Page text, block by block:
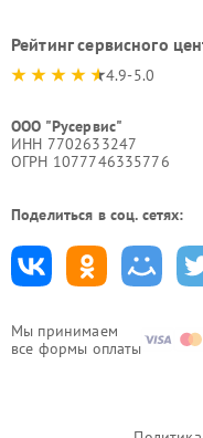
Мы принимаем
все формы оплаты
Рейтинг сервисного
4.9-5.0
ООО "Русервис"
ИНН 7702633247
ОГРН 1077746335776
Поделиться в соц. сетях: